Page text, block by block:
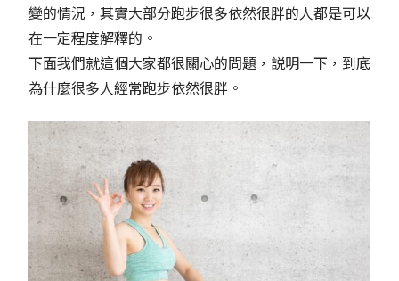
變的情況，其實大部分跑步很多依然很胖的人都是可以
在一定程度解釋的。
下面我們就這個大家都很關心的問題，説明一下，到底
為什麼很多人經常跑步依然很胖。